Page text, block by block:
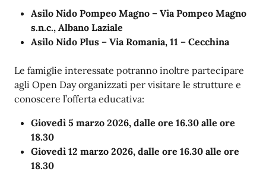
Asilo Nido Pompeo Magno – Via Pompeo Magno
s.n.c., Albano Laziale
Asilo Nido Plus – Via Romania, 11 – Cecchina
Le famiglie interessate potranno inoltre partecipare
agli Open Day organizzati per visitare le strutture e
conoscere l’offerta educativa:
Giovedì 5 marzo 2026, dalle ore 16.30 alle ore
18.30
Giovedì 12 marzo 2026, dalle ore 16.30 alle ore
18.30